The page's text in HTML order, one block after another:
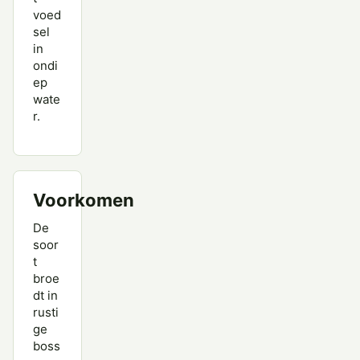
voed
sel
in
ondi
ep
wate
r.
Voorkomen
De
soor
t
broe
dt in
rusti
ge
boss